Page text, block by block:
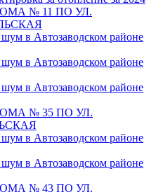
№ 11 ПО УЛ.
в Автозаводском районе
в Автозаводском районе
в Автозаводском районе
№ 35 ПО УЛ.
в Автозаводском районе
в Автозаводском районе
№ 43 ПО УЛ.